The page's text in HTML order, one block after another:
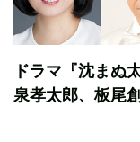
ドラマ『沈まぬ
泉孝太郎、板尾